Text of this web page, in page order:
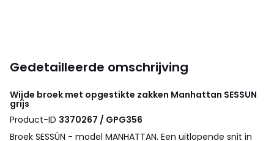
Gedetailleerde omschrijving
Wijde broek met opgestikte zakken Manhattan SESSUN
grijs
Product-ID 3370267 / GPG356
Broek SESSÙN - model MANHATTAN. Een uitlopende snit in